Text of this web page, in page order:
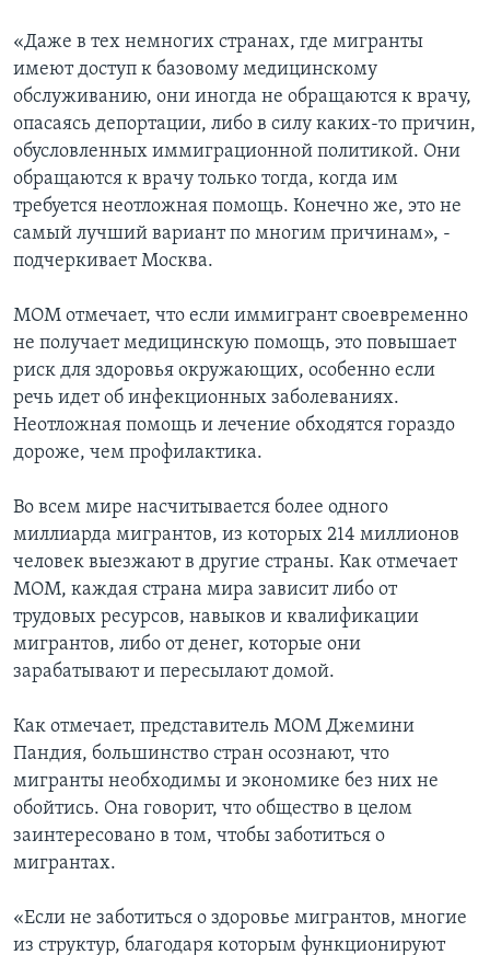
«Даже в тех немногих странах, где мигранты
имеют доступ к базовому медицинскому
обслуживанию, они иногда не обращаются к врачу,
опасаясь депортации, либо в силу каких-то причин,
обусловленных иммиграционной политикой. Они
обращаются к врачу только тогда, когда им
требуется неотложная помощь. Конечно же, это не
самый лучший вариант по многим причинам», -
подчеркивает Москва.
МОМ отмечает, что если иммигрант своевременно
не получает медицинскую помощь, это повышает
риск для здоровья окружающих, особенно если
речь идет об инфекционных заболеваниях.
Неотложная помощь и лечение обходятся гораздо
дороже, чем профилактика.
Во всем мире насчитывается более одного
миллиарда мигрантов, из которых 214 миллионов
человек выезжают в другие страны. Как отмечает
МОМ, каждая страна мира зависит либо от
трудовых ресурсов, навыков и квалификации
мигрантов, либо от денег, которые они
зарабатывают и пересылают домой.
Как отмечает, представитель МОМ Джемини
Пандия, большинство стран осознают, что
мигранты необходимы и экономике без них не
обойтись. Она говорит, что общество в целом
заинтересовано в том, чтобы заботиться о
мигрантах.
«Если не заботиться о здоровье мигрантов, многие
из структур, благодаря которым функционируют